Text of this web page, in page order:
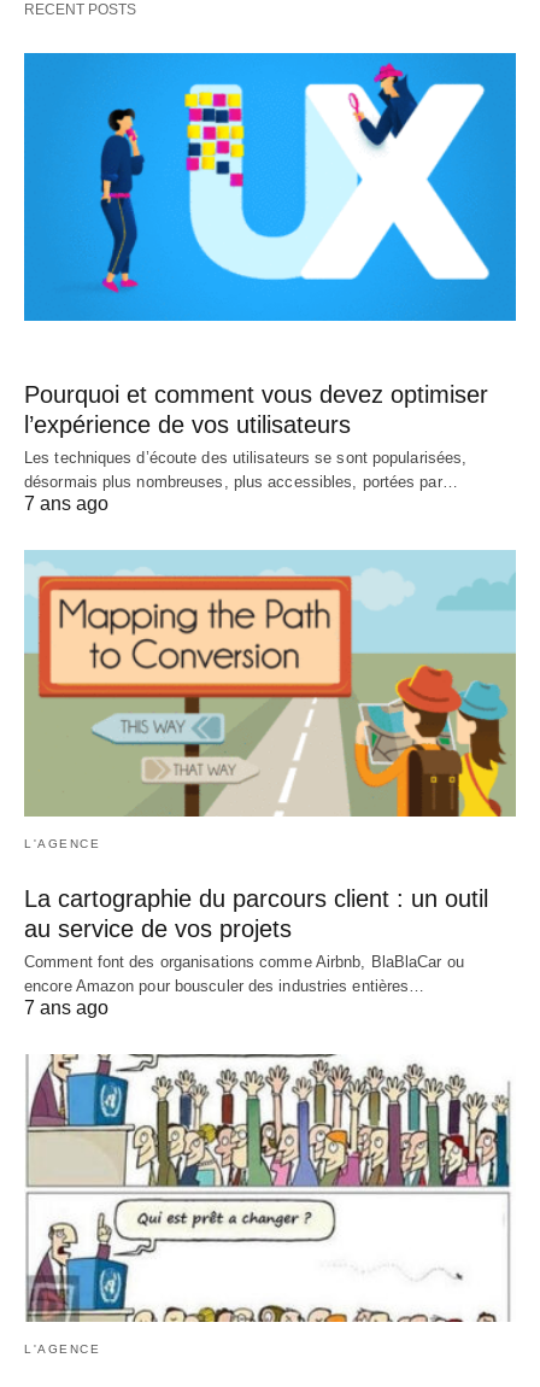
RECENT POSTS
Pourquoi et comment vous devez optimiser
l’expérience de vos utilisateurs
Les techniques d’écoute des utilisateurs se sont popularisées,
désormais plus nombreuses, plus accessibles, portées par…
7 ans ago
L'AGENCE
La cartographie du parcours client : un outil
au service de vos projets
Comment font des organisations comme Airbnb, BlaBlaCar ou
encore Amazon pour bousculer des industries entières…
7 ans ago
L'AGENCE